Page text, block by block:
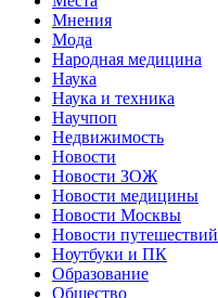
Мнения
Мода
Народная медицина
Наука
Наука и техника
Научпоп
Недвижимость
Новости
Новости ЗОЖ
Новости медицины
Новости Москвы
Новости путешествий
Ноутбуки и ПК
Образование
Общество